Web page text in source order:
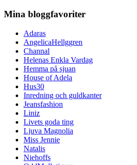
Mina bloggfavoriter
Adaras
AngelicaHellggren
Channal
Helenas Enkla Vardag
Hemma på sjuan
House of Adela
Hus30
Inredning och guldkanter
Jeansfashion
Liniz
Livets goda ting
Ljuva Magnolia
Miss Jennie
Natalis
Niehoffs